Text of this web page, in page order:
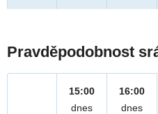
Pravděpodobnost
15:00
dnes
16:00
dnes